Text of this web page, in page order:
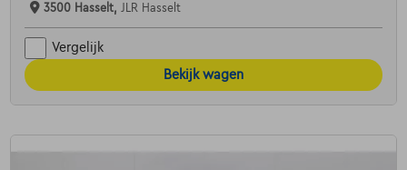
3500 Hasselt, JLR Hasselt
Vergelijk
Bekijk wagen